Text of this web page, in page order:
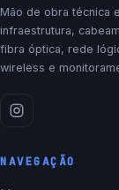
Mão de obra técnica
infraestrutura,
fibra óptica, rede
wireless e
NAVEGAÇÃO